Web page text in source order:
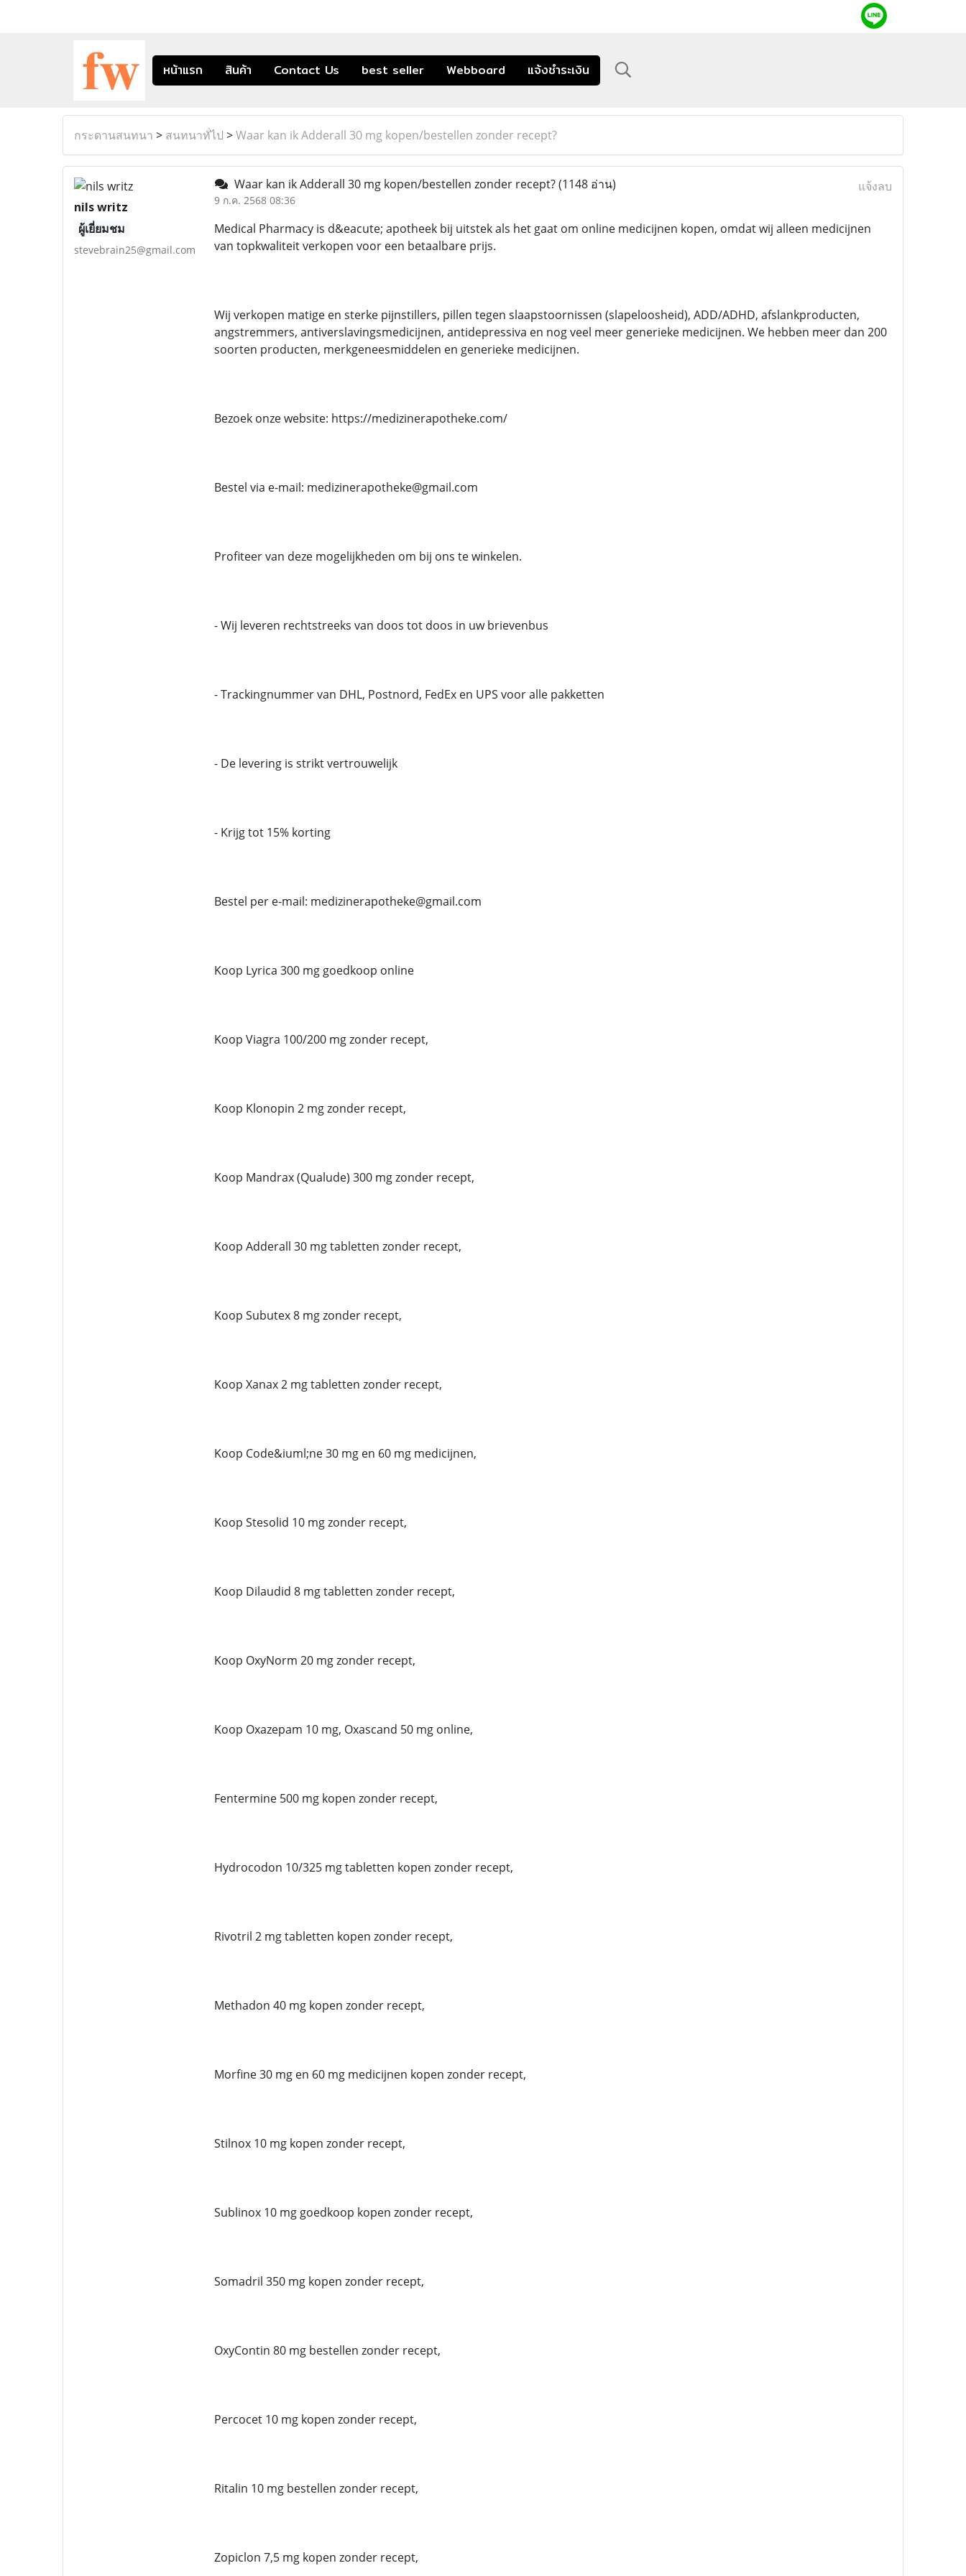
หน้าแรก สินค้า Contact Us best seller Webboard แจ้งชำระเงิน
กระดานสนทนา > สนทนาทั่ไป >Waar kan ik Adderall 30 mg kopen/bestellen zonder recept?
nils writz
ผู้เยี่ยมชม
stevebrain25@gmail.com
Waar kan ik Adderall 30 mg kopen/bestellen zonder recept?(1148 อ่าน)
9 ก.ค. 2568 08:36
แจ้งลบ
Medical Pharmacy is d&eacute; apotheek bij uitstek als het gaat om online medicijnen kopen, omdat wij alleen medicijnen
van topkwaliteit verkopen voor een betaalbare prijs.
Wij verkopen matige en sterke pijnstillers, pillen tegen slaapstoornissen (slapeloosheid), ADD/ADHD, afslankproducten,
angstremmers, antiverslavingsmedicijnen, antidepressiva en nog veel meer generieke medicijnen. We hebben meer dan 200
soorten producten, merkgeneesmiddelen en generieke medicijnen.
Bezoek onze website: https://medizinerapotheke.com/
Bestel via e-mail: medizinerapotheke@gmail.com
Profiteer van deze mogelijkheden om bij ons te winkelen.
- Wij leveren rechtstreeks van doos tot doos in uw brievenbus
- Trackingnummer van DHL, Postnord, FedEx en UPS voor alle pakketten
- De levering is strikt vertrouwelijk
- Krijg tot 15% korting
Bestel per e-mail: medizinerapotheke@gmail.com
Koop Lyrica 300 mg goedkoop online
Koop Viagra 100/200 mg zonder recept,
Koop Klonopin 2 mg zonder recept,
Koop Mandrax (Qualude) 300 mg zonder recept,
Koop Adderall 30 mg tabletten zonder recept,
Koop Subutex 8 mg zonder recept,
Koop Xanax 2 mg tabletten zonder recept,
Koop Code&iuml;ne 30 mg en 60 mg medicijnen,
Koop Stesolid 10 mg zonder recept,
Koop Dilaudid 8 mg tabletten zonder recept,
Koop OxyNorm 20 mg zonder recept,
Koop Oxazepam 10 mg, Oxascand 50 mg online,
Fentermine 500 mg kopen zonder recept,
Hydrocodon 10/325 mg tabletten kopen zonder recept,
Rivotril 2 mg tabletten kopen zonder recept,
Methadon 40 mg kopen zonder recept,
Morfine 30 mg en 60 mg medicijnen kopen zonder recept,
Stilnox 10 mg kopen zonder recept,
Sublinox 10 mg goedkoop kopen zonder recept,
Somadril 350 mg kopen zonder recept,
OxyContin 80 mg bestellen zonder recept,
Percocet 10 mg kopen zonder recept,
Ritalin 10 mg bestellen zonder recept,
Zopiclon 7,5 mg kopen zonder recept,